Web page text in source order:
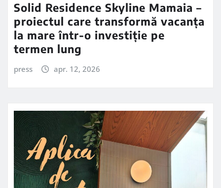
Solid Residence Skyline Mamaia –
proiectul care transformă vacanța
la mare într-o investiție pe
termen lung
press apr. 12, 2026